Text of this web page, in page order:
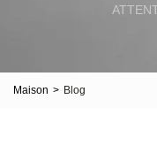
Maison > Blog